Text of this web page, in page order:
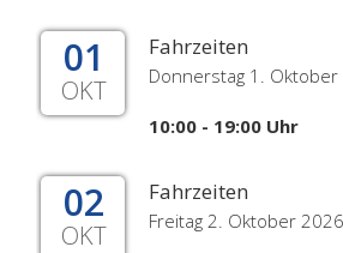
01
OKT
Fahrzeiten
Donnerstag 1.
10:00 - 19:00 Uhr
02
OKT
Fahrzeiten
Freitag 2. Oktober 2026